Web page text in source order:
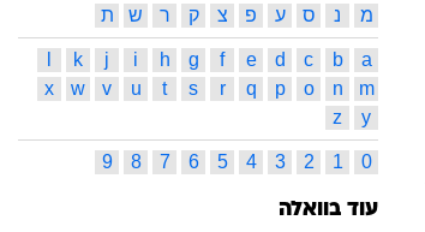
מ
נ ס ע פ צ ק ר ש ת
a
b
c
d
e
f
g
h
i
j
k
m
n
o
p
q
r
s
t
u
v
w
x
y
z
0
1
2
3
4
5
6
7
8
9
עוד בוואלה